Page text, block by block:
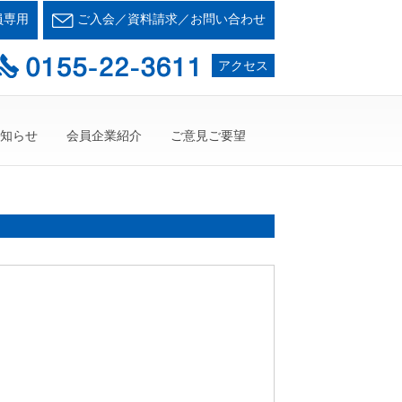
とかち支部
・・・人が輝く21世紀を創ろう！
用 ご入会／資料請求／お問い合わせ
アクセス
らせ 会員企業紹介 ご意見ご要望